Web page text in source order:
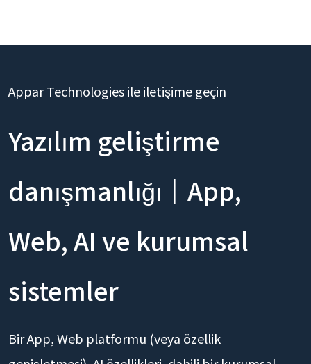
Appar Technologies ile iletişime geçin
Yazılım geliştirme
danışmanlığı｜App,
Web, AI ve kurumsal
sistemler
Bir App, Web platformu (veya özellik